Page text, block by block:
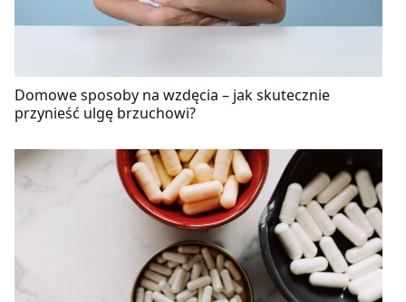
Domowe sposoby na wzdęcia – jak skutecznie
przynieść ulgę brzuchowi?